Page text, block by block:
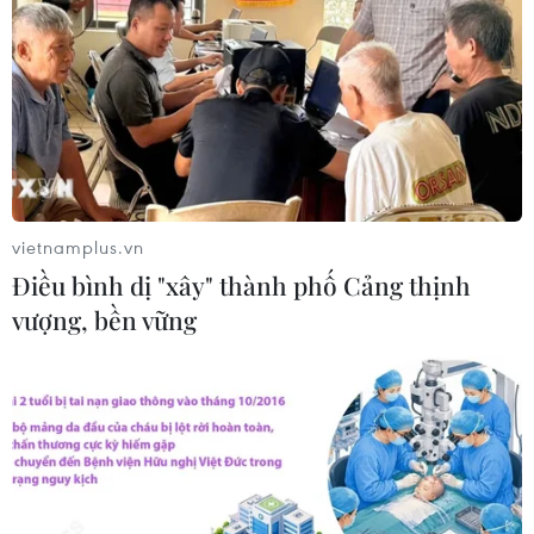
Algeria xây dựng cơ chế quốc gia
kiểm chứng thông tin nhằm chống
tin giả
26/07/2026 14:50
"Siêu quần thể" cá voi lưng gù đối
mặt rủi ro hàng hải
26/07/2026 10:27
trường Tây Phi
26/07/2026 08:55
vietnamplus.vn
Điều bình dị "xây" thành phố Cảng thịnh
vượng, bền vững